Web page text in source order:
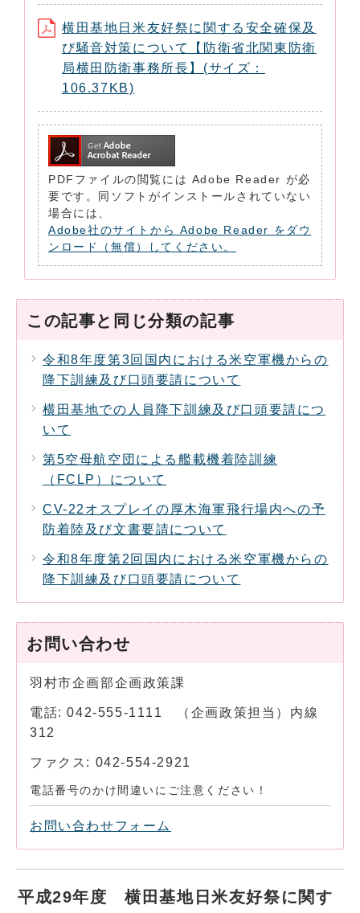
横田基地日米友好祭に関する安全確保及
び騒音対策について【防衛省北関東防衛
局横田防衛事務所長】(サイズ：
106.37KB)
PDFファイルの閲覧には Adobe Reader が必
要です。同ソフトがインストールされていない
場合には、
Adobe社のサイトから Adobe Reader をダウ
ンロード（無償）してください。
この記事と同じ分類の記事
令和8年度第3回国内における米空軍機からの
降下訓練及び口頭要請について
横田基地での人員降下訓練及び口頭要請につ
いて
第5空母航空団による艦載機着陸訓練
（FCLP）について
CV-22オスプレイの厚木海軍飛行場内への予
防着陸及び文書要請について
令和8年度第2回国内における米空軍機からの
降下訓練及び口頭要請について
お問い合わせ
羽村市企画部企画政策課
電話: 042-555-1111 （企画政策担当）内線
312
ファクス: 042-554-2921
電話番号のかけ間違いにご注意ください！
お問い合わせフォーム
平成29年度 横田基地日米友好祭に関す